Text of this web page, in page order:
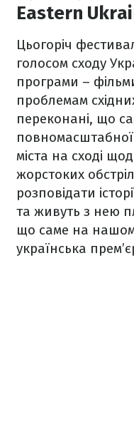
Eastern
Цьогоріч
голосом сходу
програми –
проблемам
переконані, що
повномасштабної
міста на сході
жорстоких
розповідати
та живуть з нею
що саме на
українська